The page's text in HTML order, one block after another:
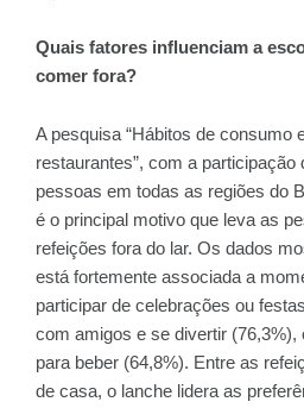
Quais fatores influenciam a
comer fora?
A pesquisa “Hábitos de consumo
restaurantes”, com a
pessoas em todas as regiões do
é o principal motivo que leva as
refeições fora do lar. Os dados
está fortemente associada a
participar de celebrações ou
com amigos e se divertir
para beber (64,8%). Entre as
de casa, o lanche lidera as